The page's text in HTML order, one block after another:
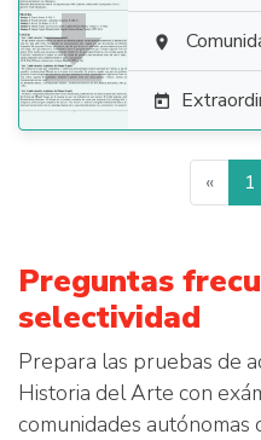
 

« 1
Preguntas
selectividad
Prepara las pruebas de
Historia del Arte con
comunidades